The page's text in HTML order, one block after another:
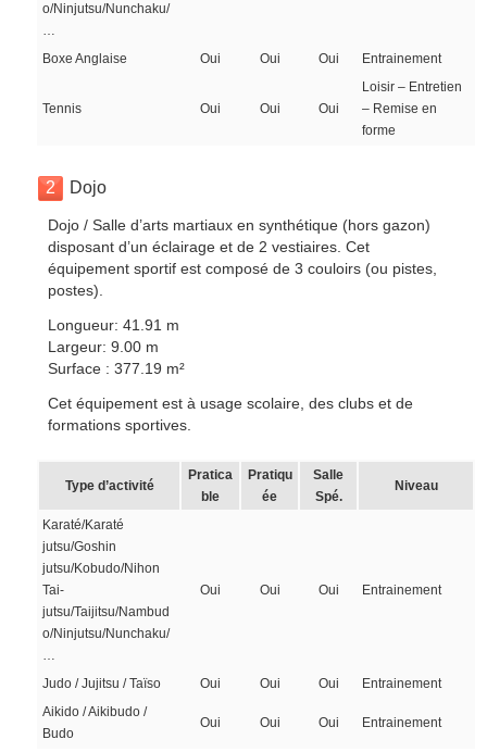
o/Ninjutsu/Nunchaku/
…
Boxe Anglaise Oui Oui Oui Entrainement
Tennis Oui Oui Oui
Loisir – Entretien
– Remise en
forme
2 Dojo
Dojo / Salle d’arts martiaux en synthétique (hors gazon)
disposant d’un éclairage et de 2 vestiaires. Cet
équipement sportif est composé de 3 couloirs (ou pistes,
postes).
Longueur: 41.91 m
Largeur: 9.00 m
Surface : 377.19 m²
Cet équipement est à usage scolaire, des clubs et de
formations sportives.
Type d’activité
Pratica
ble
Pratiqu
ée
Salle
Spé.
Niveau
Karaté/Karaté
jutsu/Goshin
jutsu/Kobudo/Nihon
Tai-
jutsu/Taijitsu/Nambud
o/Ninjutsu/Nunchaku/
…
Oui Oui Oui Entrainement
Judo / Jujitsu / Taïso Oui Oui Oui
Entrainement
Aikido / Aikibudo /
Budo
Oui Oui Oui Entrainement